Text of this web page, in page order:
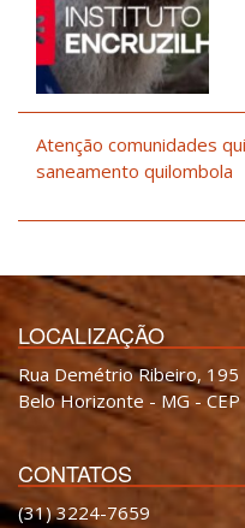
Atenção comunidades
saneamento quilombola
LOCALIZAÇÃO
Rua Demétrio Ribeiro,
Belo Horizonte - MG -
CONTATOS
(31) 3224-7659